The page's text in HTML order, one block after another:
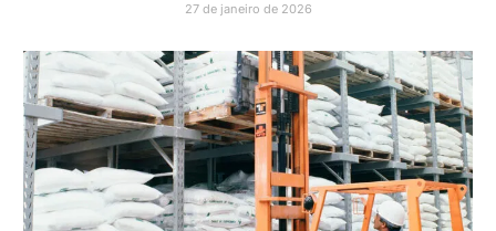
27 de janeiro de 2026